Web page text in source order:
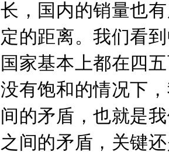
长，国内的销量也
定的距离。我们看
国家基本上都在四
没有饱和的情况下
间的矛盾，也就是
之间的矛盾，关键